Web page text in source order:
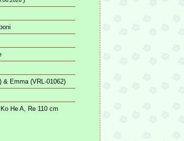
& Emma (VRL-01062)
He A, Re 110 cm